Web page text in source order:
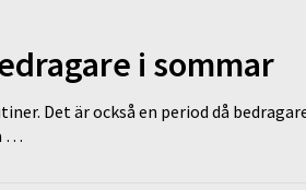
i sommar
Det är också en period då
…